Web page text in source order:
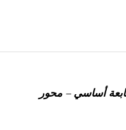
أساسي – محور